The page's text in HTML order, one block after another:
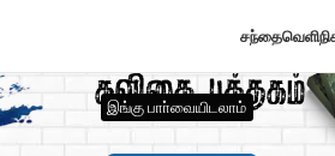
சந்தைவெளி
இங்கு பாா்வையிடலாம்